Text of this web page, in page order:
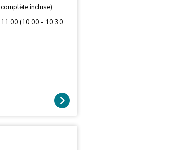
endurance,
et
des
mais aussi des
c'est pourquoi
l'athlétisme ne
incluse)
(10:00 - 10:30